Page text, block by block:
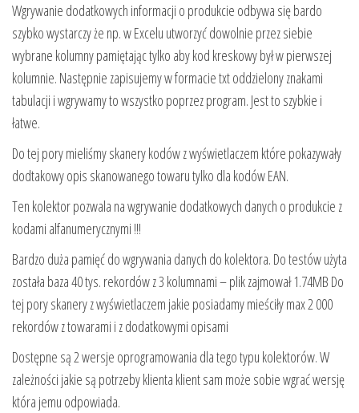
Wgrywanie dodatkowych informacji o produkcie odbywa się bardo
szybko wystarczy że np. w Excelu utworzyć dowolnie przez siebie
wybrane kolumny pamiętając tylko aby kod kreskowy był w pierwszej
kolumnie. Następnie zapisujemy w formacie txt oddzielony znakami
tabulacji i wgrywamy to wszystko poprzez program. Jest to szybkie i
łatwe.
Do tej pory mieliśmy skanery kodów z wyświetlaczem które pokazywały
dodtakowy opis skanowanego towaru tylko dla kodów EAN.
Ten kolektor pozwala na wgrywanie dodatkowych danych o produkcie z
kodami alfanumerycznymi !!!
Bardzo duża pamięć do wgrywania danych do kolektora. Do testów użyta
została baza 40 tys. rekordów z 3 kolumnami – plik zajmował 1.74MB Do
tej pory skanery z wyświetlaczem jakie posiadamy mieściły max 2 000
rekordów z towarami i z dodatkowymi opisami
Dostępne są 2 wersje oprogramowania dla tego typu kolektorów. W
zależności jakie są potrzeby klienta klient sam może sobie wgrać wersję
która jemu odpowiada.